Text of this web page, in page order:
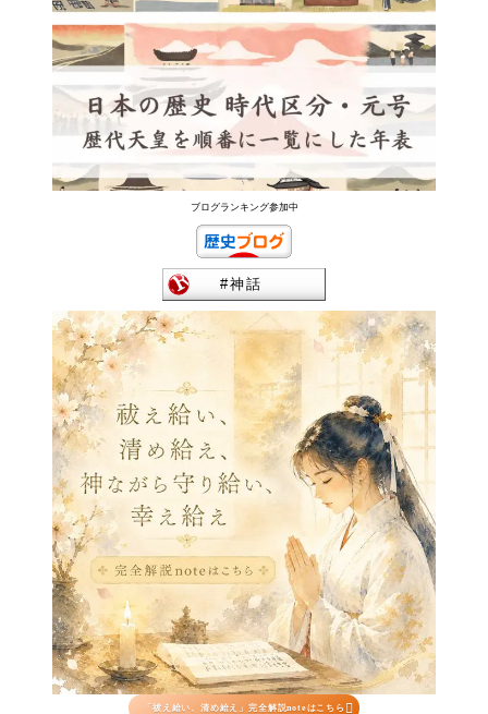
ブログランキング参加中
「祓え給い、清め給え」完全解説noteはこちら 